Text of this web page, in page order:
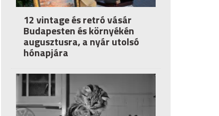
12 vintage és retró vásár
Budapesten és környékén
augusztusra, a nyár utolsó
hónapjára